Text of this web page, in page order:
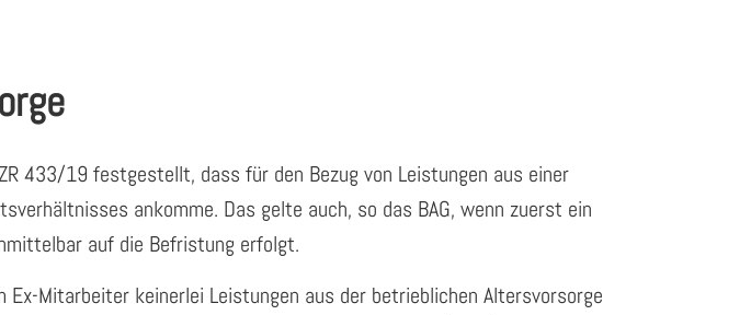
433/19 festgestellt, dass für den Bezug von Leistungen aus einer
ankomme. Das gelte auch, so das BAG, wenn zuerst ein
auf die Befristung erfolgt.
Mitarbeiter keinerlei Leistungen aus der betrieblichen Altersvorsorge